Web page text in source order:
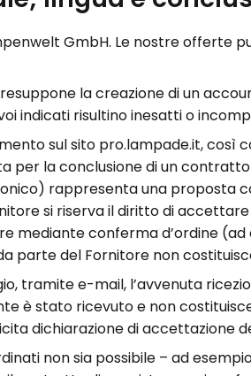
GmbH. Le nostre offerte
la creazione di un
indicati risultino inesatti o
sul sito pro.lampade.it, così
per la conclusione di un
rappresenta una
si riserva il diritto di
mediante conferma d’ordine
parte del Fornitore non
tramite e-mail, l’avvenuta
è stato ricevuto e non
dichiarazione di accettazione
non sia possibile – ad